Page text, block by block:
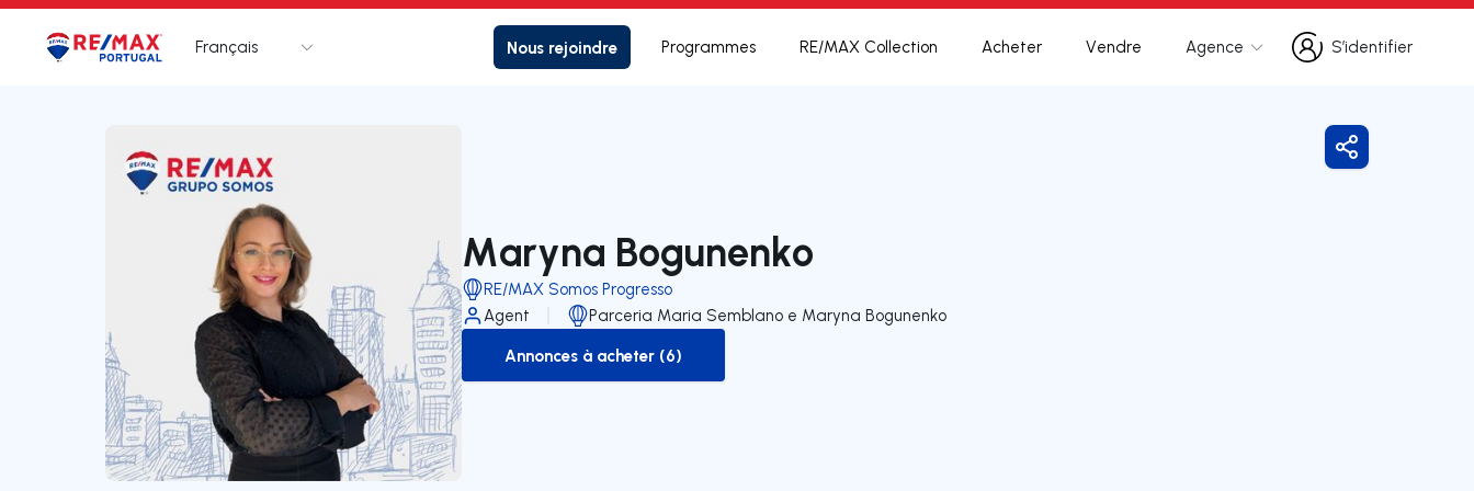
Logo Aller à la page d’accueil
Français Nous rejoindre Programmes RE/MAX Collection Acheter Vendre Agence
S’identifier
S’identifier
Maryna Bogunenko
RE/MAX Somos Progresso
Agent
Parceria Maria Semblano e Maryna Bogunenko
to-buy-listing
Annonces à acheter (6)
Partager